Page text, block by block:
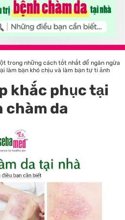
trong những cách tốt nhất để ngăn ngừa
làm bạn khó chịu và làm bạn tự ti ảnh
khắc phục tại
chàm da